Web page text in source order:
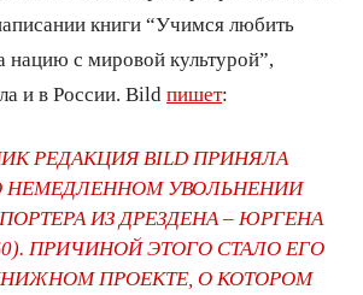
книги “Учимся любить
нацию с мировой культурой”,
и в России. Bild пишет:
РЕДАКЦИЯ BILD ПРИНЯЛА
НЕМЕДЛЕННОМ УВОЛЬНЕНИИ
ИЗ ДРЕЗДЕНА – ЮРГЕНА
ПРИЧИНОЙ ЭТОГО СТАЛО ЕГО
ПРОЕКТЕ, О КОТОРОМ